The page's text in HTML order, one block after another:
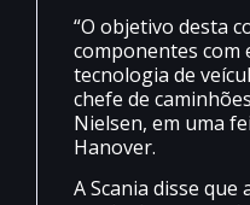
“O objetivo desta
componentes com
tecnologia de
chefe de
Nielsen, em uma
Hanover.
A Scania disse